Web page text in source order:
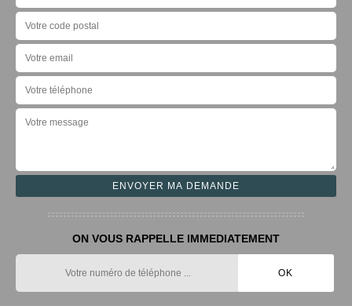
ON VOUS RAPPELLE IMMEDIATEMENT